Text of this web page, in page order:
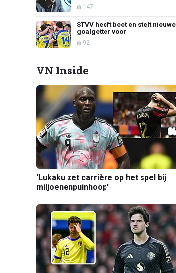
147
STVV heeft beet en stelt nieuwe
goalgetter voor
92
VN Inside
‘Lukaku zet carrière op het spel bij
miljoenenpuinhoop’